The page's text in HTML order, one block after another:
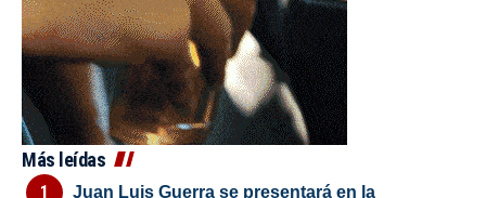
Más leídas
Juan Luis Guerra se presentará en la